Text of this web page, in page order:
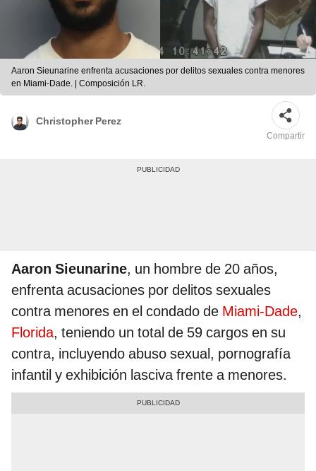
Aaron Sieunarine enfrenta acusaciones por delitos sexuales contra menores
en Miami-Dade. | Composición LR.
Christopher Perez
Compartir
Aaron Sieunarine, un hombre de 20 años,
enfrenta acusaciones por delitos sexuales
contra menores en el condado de Miami-Dade,
Florida, teniendo un total de 59 cargos en su
contra, incluyendo abuso sexual, pornografía
infantil y exhibición lasciva frente a menores.